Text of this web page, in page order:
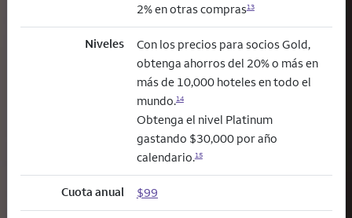
2% en otras compras13
Niveles
Con los precios para socios Gold,
obtenga ahorros del 20% o más en
más de 10,000 hoteles en todo el
mundo.14
Obtenga el nivel Platinum
gastando $30,000 por año
calendario.15
Cuota anual $99